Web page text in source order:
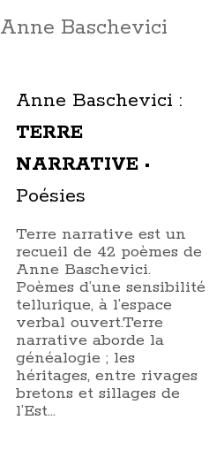
Anne Baschevici
Anne Baschevici :
TERRE
NARRATIVE •
Poésies
Terre narrative est un
recueil de 42 poèmes de
Anne Baschevici.
Poèmes d’une sensibilité
tellurique, à l’espace
verbal ouvert.Terre
narrative aborde la
généalogie ; les
héritages, entre rivages
bretons et sillages de
l’Est…